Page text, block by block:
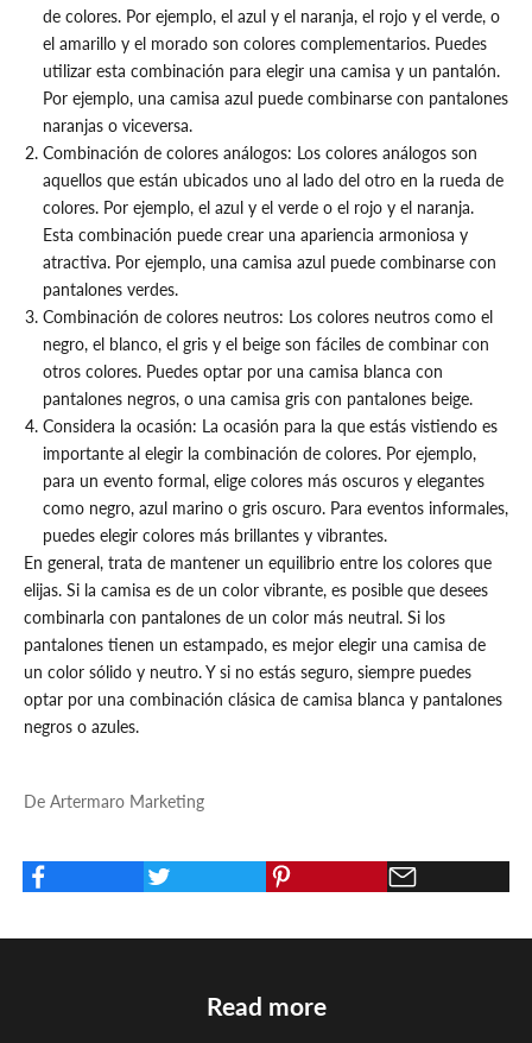
de colores. Por ejemplo, el azul y el naranja, el rojo y el verde, o
el amarillo y el morado son colores complementarios. Puedes
utilizar esta combinación para elegir una camisa y un pantalón.
Por ejemplo, una camisa azul puede combinarse con pantalones
naranjas o viceversa.
Combinación de colores análogos: Los colores análogos son
aquellos que están ubicados uno al lado del otro en la rueda de
colores. Por ejemplo, el azul y el verde o el rojo y el naranja.
Esta combinación puede crear una apariencia armoniosa y
atractiva. Por ejemplo, una camisa azul puede combinarse con
pantalones verdes.
Combinación de colores neutros: Los colores neutros como el
negro, el blanco, el gris y el beige son fáciles de combinar con
otros colores. Puedes optar por una camisa blanca con
pantalones negros, o una camisa gris con pantalones beige.
Considera la ocasión: La ocasión para la que estás vistiendo es
importante al elegir la combinación de colores. Por ejemplo,
para un evento formal, elige colores más oscuros y elegantes
como negro, azul marino o gris oscuro. Para eventos informales,
puedes elegir colores más brillantes y vibrantes.
En general, trata de mantener un equilibrio entre los colores que
elijas. Si la camisa es de un color vibrante, es posible que desees
combinarla con pantalones de un color más neutral. Si los
pantalones tienen un estampado, es mejor elegir una camisa de
un color sólido y neutro. Y si no estás seguro, siempre puedes
optar por una combinación clásica de camisa blanca y pantalones
negros o azules.
De Artermaro Marketing
Read more